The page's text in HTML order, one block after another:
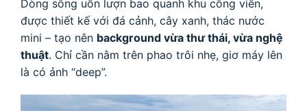
Dòng sông uốn lượn bao quanh khu công viên,
được thiết kế với đá cảnh, cây xanh, thác nước
mini – tạo nên background vừa thư thái, vừa nghệ
thuật. Chỉ cần nằm trên phao trôi nhẹ, giơ máy lên
là có ảnh “deep”.